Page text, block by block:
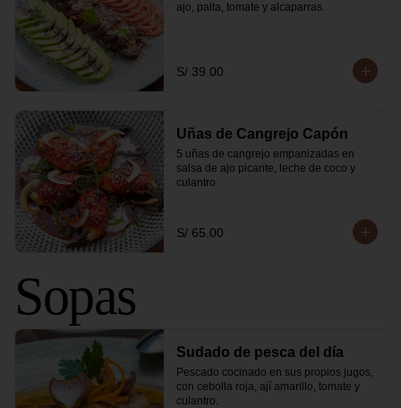
ajo, palta, tomate y alcaparras.
S/ 39.00
Uñas de Cangrejo Capón
5 uñas de cangrejo empanizadas en
salsa de ajo picante, leche de coco y
culantro
S/ 65.00
Sopas
Sudado de pesca del día
Pescado cocinado en sus propios jugos,
con cebolla roja, ají amarillo, tomate y
culantro.